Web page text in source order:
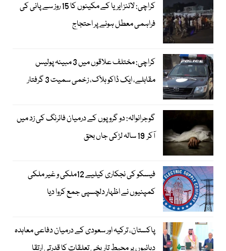
کراچی: لائنز ایریا کے مکینوں کا 15 روز سے پانی کی
فراہمی معطل ہونے پر احتجاج
کراچی: مختلف علاقوں میں 3 مبینہ پولیس
مقابلے، ایک ڈاکو ہلاک، زخمی سمیت 3 گرفتار
گوجرانوالہ: دو گروپوں کے درمیان فائرنگ کی زد میں
آکر 19 سالہ لڑکی جاں بحق
فیسکو کی نجکاری کیلیے 12ملکی و غیر ملکی
کمپنیوں نے اظہارِ دلچسپی جمع کروا دیا
پاکستان، ترکیہ اور سعودی کے درمیان دفاعی معاہدہ
دہائیوں پر محیط تاریخی تعلقات کا قدرتی ارتقا